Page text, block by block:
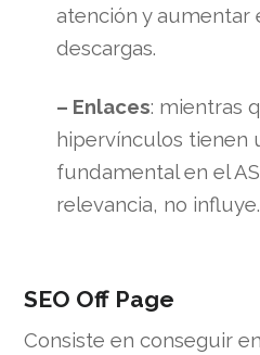
atención y aumentar
descargas.
– Enlaces: mientras
hipervínculos tienen
fundamental en el
relevancia, no influye.
SEO Off Page
Consiste en conseguir